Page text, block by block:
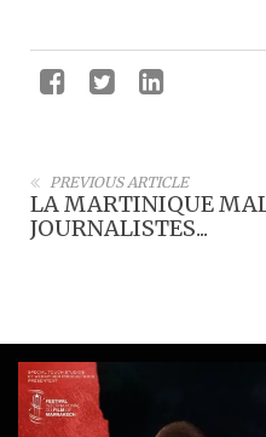
PREVIOUS ARTICLE
LA MARTINIQUE
JOURNALISTES...